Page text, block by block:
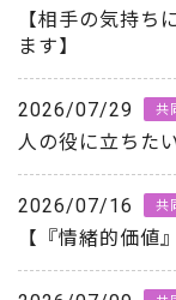
【相手の気持
ます】
2026/07/29 共
人の役に立ちた
2026/07/16 共
【『情緒的価値